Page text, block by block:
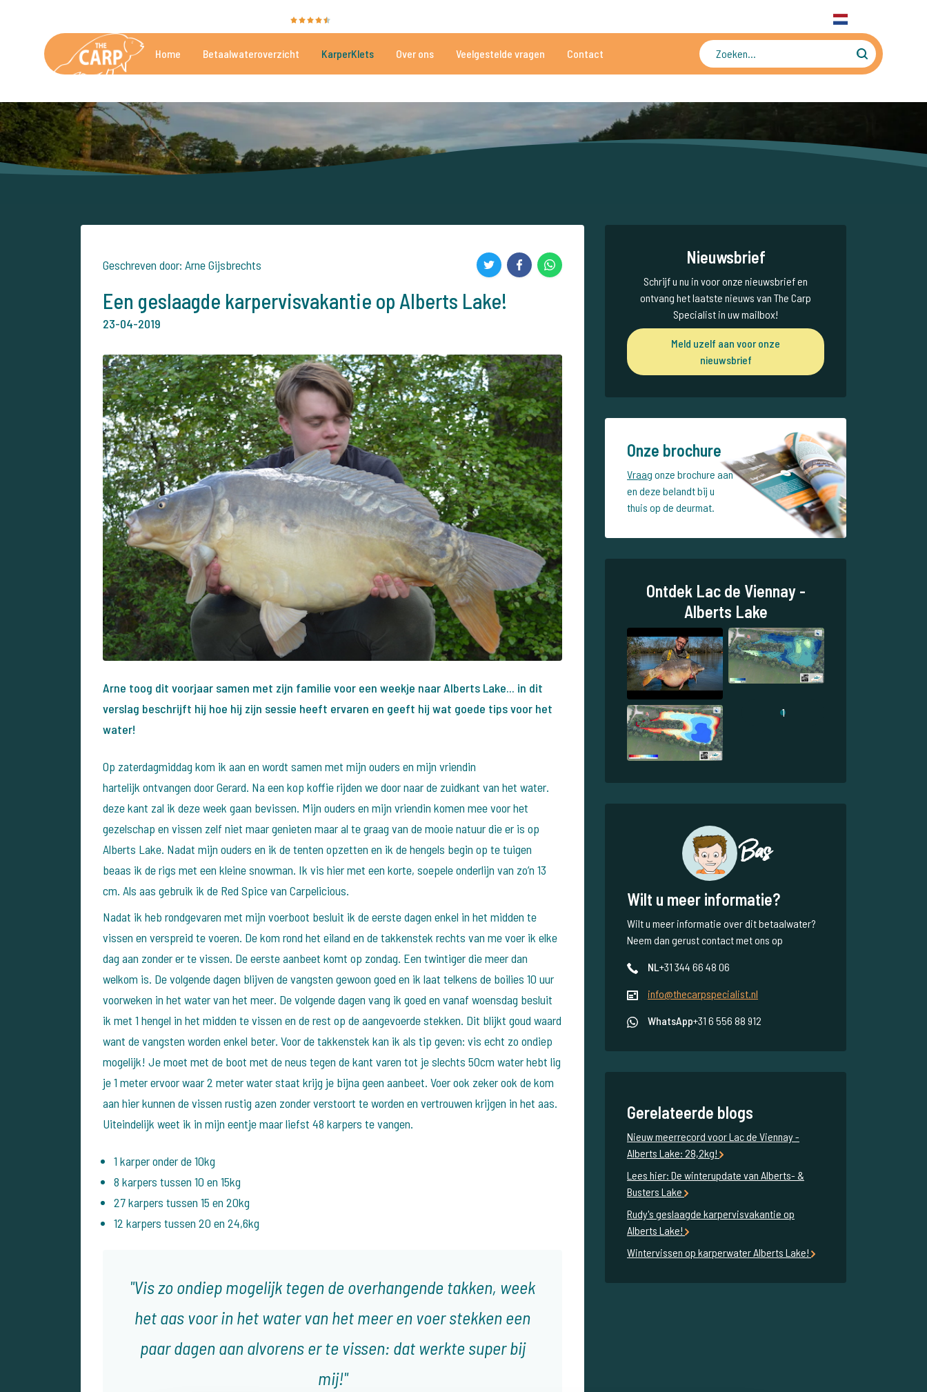
Home Betaalwateroverzicht KarperKlets Over ons Veelgestelde vragen Contact
Geschreven door: Arne Gijsbrechts
Een geslaagde karpervisvakantie op Alberts Lake!
23-04-2019
Arne toog dit voorjaar samen met zijn familie voor een weekje naar Alberts Lake... in dit
verslag beschrijft hij hoe hij zijn sessie heeft ervaren en geeft hij wat goede tips voor het
water!
Op zaterdagmiddag kom ik aan en wordt samen met mijn ouders en mijn vriendin
hartelijk ontvangen door Gerard. Na een kop koffie rijden we door naar de zuidkant van het water.
deze kant zal ik deze week gaan bevissen. Mijn ouders en mijn vriendin komen mee voor het
gezelschap en vissen zelf niet maar genieten maar al te graag van de mooie natuur die er is op
Alberts Lake. Nadat mijn ouders en ik de tenten opzetten en ik de hengels begin op te tuigen
beaas ik de rigs met een kleine snowman. Ik vis hier met een korte, soepele onderlijn van zo’n 13
cm. Als aas gebruik ik de Red Spice van Carpelicious.
Nadat ik heb rondgevaren met mijn voerboot besluit ik de eerste dagen enkel in het midden te
vissen en verspreid te voeren. De kom rond het eiland en de takkenstek rechts van me voer ik elke
dag aan zonder er te vissen. De eerste aanbeet komt op zondag. Een twintiger diemeer dan
welkom is. De volgende dagen blijven de vangsten gewoon goed en ik laat telkens de boilies 10 uur
voorweken in het water van het meer. De volgende dagen vang ik goed en vanaf woensdag besluit
ik met 1 hengel in het midden te vissen en de rest op de aangevoerde stekken. Dit blijkt goud waard
want de vangsten worden enkel beter. Voor de takkenstek kan ik als tip geven: vis echt zo ondiep
mogelijk! Je moet met de boot met de neus tegen de kant varen tot je slechts 50cm waterhebt lig
je 1 meter ervoor waar 2 meter water staat krijg je bijna geen aanbeet. Voer ook zeker ook dekom
aan hier kunnen de vissen rustig azen zonder verstoort te worden en vertrouwen krijgen in het aas.
Uiteindelijk weet ik in mijn eentje maar liefst 48 karpers te vangen.
1 karper onder de 10kg
8 karpers tussen 10 en 15kg
27 karpers tussen 15 en 20kg
12 karpers tussen 20 en 24,6kg
Vis zo ondiep mogelijk tegen de overhangende takken, week
het aas voor in het water van het meer en voer stekken een
paar dagen aan alvorens er te vissen: dat werkte super bij
mij!
Nieuwsbrief
Schrijf u nu in voor onze nieuwsbrief en
ontvang het laatste nieuws van The Carp
Specialist in uw mailbox!
Meld uzelf aan voor onze
nieuwsbrief
Onze brochure
Vraag onze brochure aan
en deze belandt bij u
thuis op de deurmat.
Ontdek Lac de Viennay -
Alberts Lake
1
Bas
Wilt u meer informatie?
Wilt u meer informatie over dit betaalwater?
Neem dan gerust contact met ons op
NL+31 344 66 48 06
info@thecarpspecialist.nl
WhatsApp+31 6 556 88 912
Gerelateerde blogs
Nieuw meerrecord voor Lac de Viennay -
Alberts Lake: 28,2kg!
Lees hier: De winterupdate van Alberts- &
Busters Lake
Rudy's geslaagde karpervisvakantie op
Alberts Lake!
Wintervissen op karperwater Alberts Lake!